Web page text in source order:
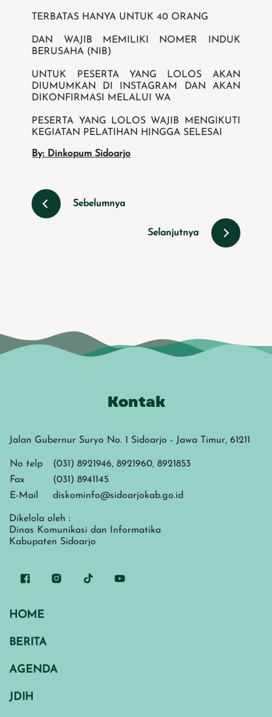
TERBATAS HANYA UNTUK 40 ORANG
DAN WAJIB MEMILIKI NOMER INDUK
BERUSAHA (NIB)
UNTUK PESERTA YANG LOLOS AKAN
DIUMUMKAN DI INSTAGRAM DAN AKAN
DIKONFIRMASI MELALUI WA
PESERTA YANG LOLOS WAJIB MENGIKUTI
KEGIATAN PELATIHAN HINGGA SELESAI
By: Dinkopum Sidoarjo
Sebelumnya
Selanjutnya
Kontak
Jalan Gubernur Suryo No. 1 Sidoarjo - Jawa Timur, 61211
No telp
(031) 8921946, 8921960, 8921853
Fax
(031) 8941145
E-Mail
diskominfo@sidoarjokab.go.id
Dikelola oleh :
Dinas Komunikasi dan Informatika
Kabupaten Sidoarjo
HOME
BERITA
AGENDA
JDIH